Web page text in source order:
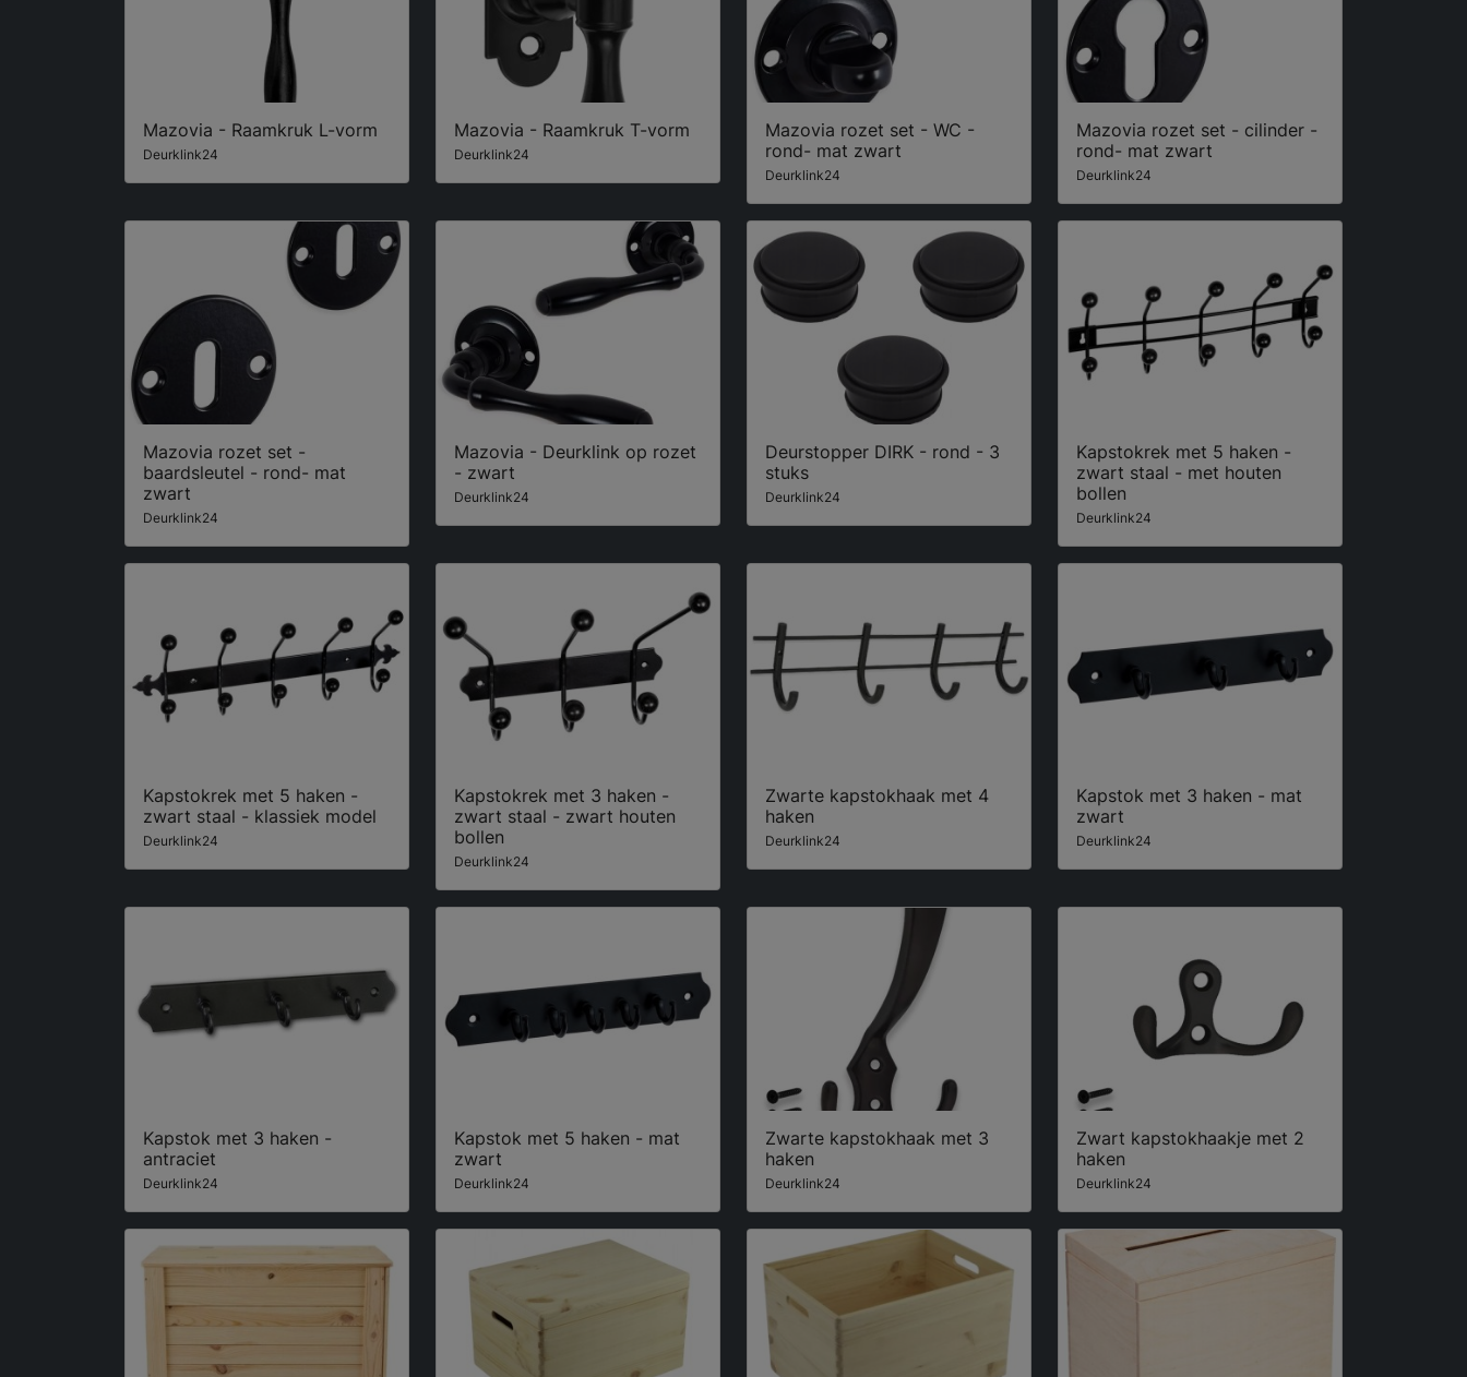
Mazovia - Raamkruk L-vorm
Deurklink24
Mazovia - Raamkruk T-vorm
Deurklink24
Mazovia rozet set - WC -
rond- mat zwart
Deurklink24
Mazovia rozet set - cilinder -
rond- mat zwart
Deurklink24
Mazovia rozet set -
baardsleutel - rond- mat
zwart
Deurklink24
Mazovia - Deurklink op rozet
- zwart
Deurklink24
Deurstopper DIRK - rond - 3
stuks
Deurklink24
Kapstokrek met 5 haken -
zwart staal - met houten
bollen
Deurklink24
Kapstokrek met 5 haken -
zwart staal - klassiek model
Deurklink24
Kapstokrek met 3 haken -
zwart staal - zwart houten
bollen
Deurklink24
Zwarte kapstokhaak met 4
haken
Deurklink24
Kapstok met 3 haken - mat
zwart
Deurklink24
Kapstok met 3 haken -
antraciet
Deurklink24
Kapstok met 5 haken - mat
zwart
Deurklink24
Zwarte kapstokhaak met 3
haken
Deurklink24
Zwart kapstokhaakje met 2
haken
Deurklink24